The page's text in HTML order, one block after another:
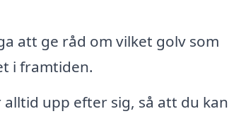
att ge råd om vilket golv som
i framtiden.
upp efter sig, så att du kan